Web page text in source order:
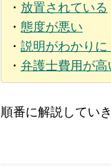
・ 放置されている
・ 態度が悪い
・ 説明がわかりに
・ 弁護士費用が高
順番に解説していき